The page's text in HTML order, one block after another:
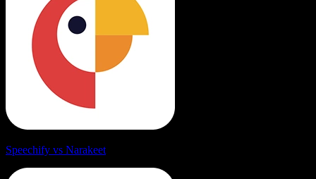
Speechify vs Narakeet